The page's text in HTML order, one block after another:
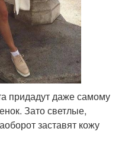
придадут даже самому
Зато светлые,
заставят кожу